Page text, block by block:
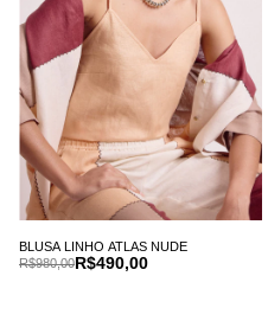
BLUSA LINHO ATLAS NUDE
R$490,00
R$980,00